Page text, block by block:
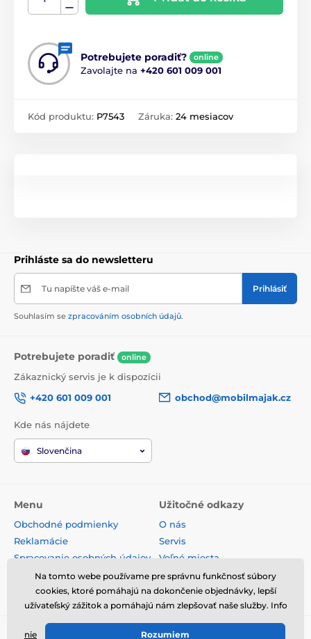
Potrebujete poradiť? online
Zavolajte na +420 601 009 001
Kód produktu: P7543 Záruka: 24 mesiacov
Prihláste sa do newsletteru
Tu napíšte váš e-mail Prihlásiť
Souhlasím se zpracováním osobních údajů.
Potrebujete poradiť online
Zákaznický servis je k dispozícii
+420 601 009 001
obchod@mobilmajak.cz
Kde nás nájdete
Slovenčina
Menu
Obchodné podmienky
Reklamácie
Spracovanie osobných údajov
Doprava a platba
Odstúpenie od zmluvy
Užitočné odkazy
O nás
Servis
Voľné miesta
Kontakt
© 2026 www.mobilmajak.sk ⦁ E-shop vytvorila
Na tomto webe používame pre správnu funkčnosť súbory
cookies, ktoré pomáhajú na dokončenie objednávky, lepší
užívateľský zážitok a pomáhajú nám zlepšovať naše služby. Info
nie Rozumiem